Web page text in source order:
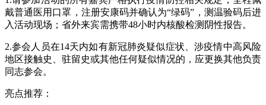
戴普通医用口罩，注册安康码并确认为“绿码”，测温验码后进
入活动现场；省外来宾需携带48小时内核酸检测阴性报告。
2.参会人员在14天内如有新冠肺炎疑似症状、涉疫情中高风险
地区接触史、驻留史或其他任何疑似情况的，应更换其他负责
同志参会。
亮点推荐：